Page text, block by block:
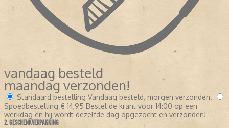
vandaag besteld
maandag verzonden!
Standaard bestelling Vandaag besteld, morgen verzonden.
Spoedbestelling € 14,95 Bestel de krant voor 14:00 op een
werkdag en hij wordt dezelfde dag opgezocht en verzonden!
2. GESCHENKVERPAKKING